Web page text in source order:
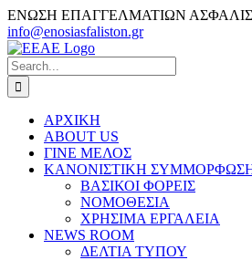
Skip
to
content
ΕΝΩΣΗ ΕΠΑΓΓΕΛΜΑΤΙΩΝ
info@enosiasfaliston.gr
Email
Search
for:
ΑΡΧΙΚΗ
ABOUT US
ΓΙΝΕ ΜΕΛΟΣ
ΚΑΝΟΝΙΣΤΙΚΗ
ΒΑΣΙΚΟΙ ΦΟΡΕΙΣ
ΝΟΜΟΘΕΣΙΑ
ΧΡΗΣΙΜΑ ΕΡΓΑΛΕΙΑ
NEWS ROOM
ΔΕΛΤΙΑ ΤΥΠΟΥ